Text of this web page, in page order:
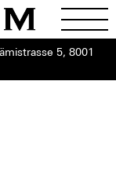
5, 8001